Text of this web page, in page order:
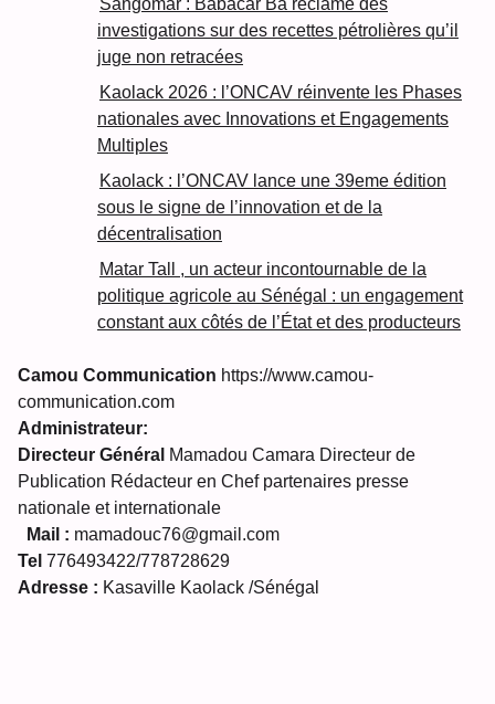
Sangomar : Babacar Ba réclame des
investigations sur des recettes pétrolières qu’il
juge non retracées
Kaolack 2026 : l’ONCAV réinvente les Phases
nationales avec Innovations et Engagements
Multiples
Kaolack : l’ONCAV lance une 39eme édition
sous le signe de l’innovation et de la
décentralisation
Matar Tall , un acteur incontournable de la
politique agricole au Sénégal : un engagement
constant aux côtés de l’État et des producteurs
Camou Communication https://www.camou-
communication.com
Administrateur:
Directeur Général Mamadou Camara Directeur de
Publication Rédacteur en Chef partenaires presse
nationale et internationale
Mail : mamadouc76@gmail.com
Tel 776493422/778728629
Adresse : Kasaville Kaolack /Sénégal